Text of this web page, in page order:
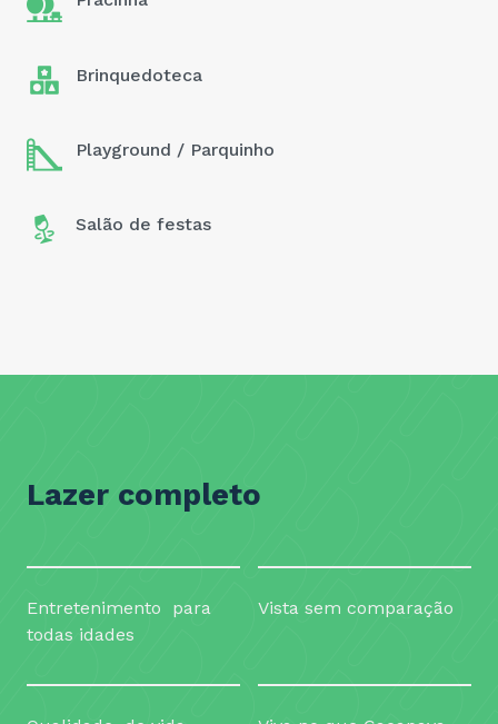
Brinquedoteca
Playground / Parquinho
Salão de festas
Lazer completo
Entretenimento para
todas idades
Vista sem comparação